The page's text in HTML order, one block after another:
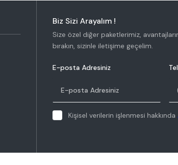
Biz Sizi Arayalım !
Size özel diğer paketlerimiz,
bırakın, sizinle iletişime geçelim.
E-posta Adresiniz
Kişisel verilerin işlenmesi hakkında